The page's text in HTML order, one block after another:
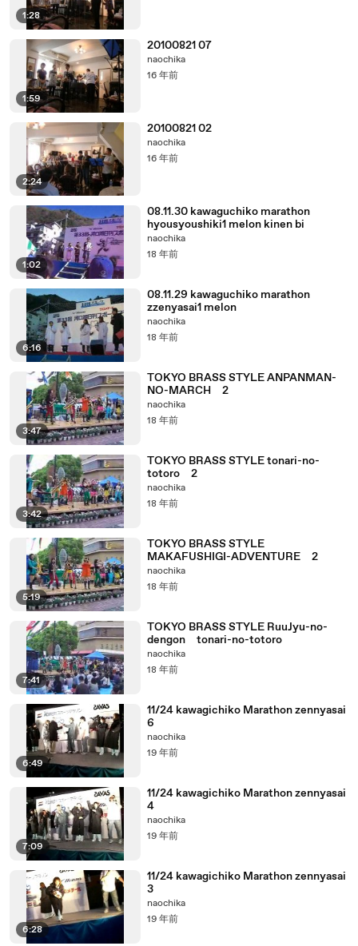
1:28
1:59
20100821 07
naochika
16 年前
2:24
20100821 02
naochika
16 年前
1:02
08.11.30 kawaguchiko marathon
hyousyoushiki1 melon kinen bi
naochika
18 年前
6:16
08.11.29 kawaguchiko marathon
zzenyasai1 melon
naochika
18 年前
3:47
TOKYO BRASS STYLE ANPANMAN-
NO-MARCH 2
naochika
18 年前
3:42
TOKYO BRASS STYLE tonari-no-
totoro 2
naochika
18 年前
5:19
TOKYO BRASS STYLE
MAKAFUSHIGI-ADVENTURE 2
naochika
18 年前
7:41
TOKYO BRASS STYLE RuuJyu-no-
dengon tonari-no-totoro
naochika
18 年前
6:49
11/24 kawagichiko Marathon zennyasai
6
naochika
19 年前
7:09
11/24 kawagichiko Marathon zennyasai
4
naochika
19 年前
6:28
11/24 kawagichiko Marathon zennyasai
3
naochika
19 年前